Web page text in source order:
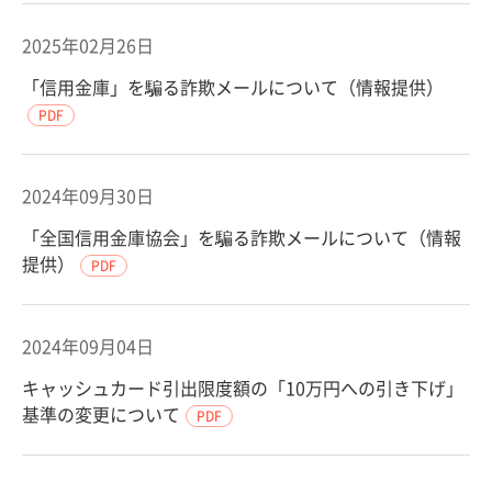
2025年02月26日
「信用金庫」を騙る詐欺メールについて（情報提供）
PDF
2024年09月30日
「全国信用金庫協会」を騙る詐欺メールについて（情報
提供）
PDF
2024年09月04日
キャッシュカード引出限度額の「10万円への引き下げ」
基準の変更について
PDF